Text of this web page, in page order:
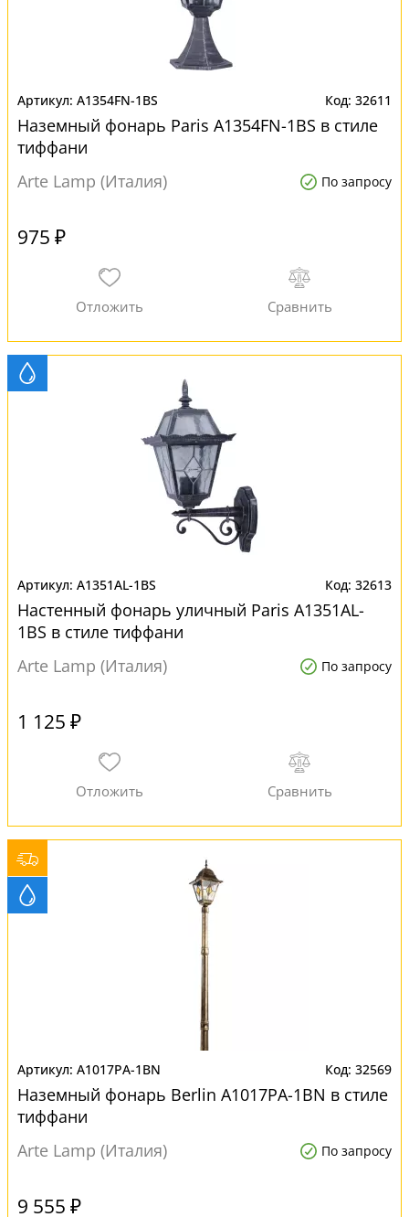
A1354FN-1BS 32611
Наземный фонарь Paris A1354FN-1BS в стиле
тиффани
Arte Lamp (Италия)
По запросу
975 ₽
A1351AL-1BS 32613
Настенный фонарь уличный Paris A1351AL-
1BS в стиле тиффани
Arte Lamp (Италия)
По запросу
1 125 ₽
A1017PA-1BN 32569
Наземный фонарь Berlin A1017PA-1BN в стиле
тиффани
Arte Lamp (Италия)
По запросу
9 555 ₽